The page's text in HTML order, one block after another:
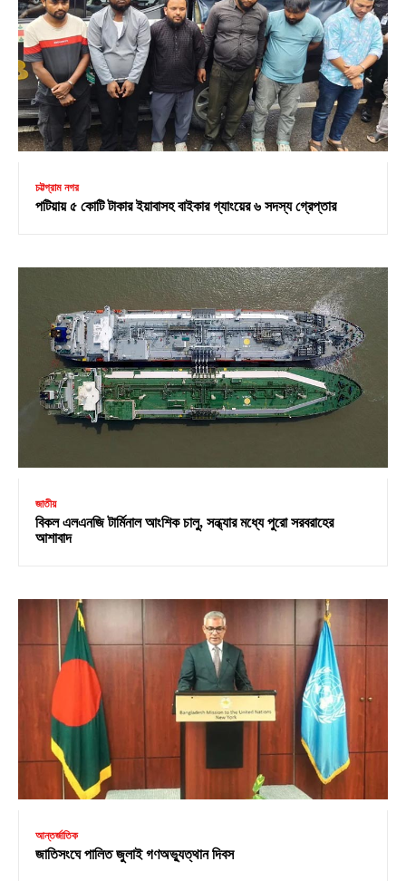
চট্টগ্রাম নগর
পটিয়ায় ৫ কোটি টাকার ইয়াবাসহ বাইকার গ্যাংয়ের ৬ সদস্য গ্রেপ্তার
জাতীয়
বিকল এলএনজি টার্মিনাল আংশিক চালু, সন্ধ্যার মধ্যে পুরো সরবরাহের
আশাবাদ
আন্তর্জাতিক
জাতিসংঘে পালিত জুলাই গণঅভ্যুত্থান দিবস